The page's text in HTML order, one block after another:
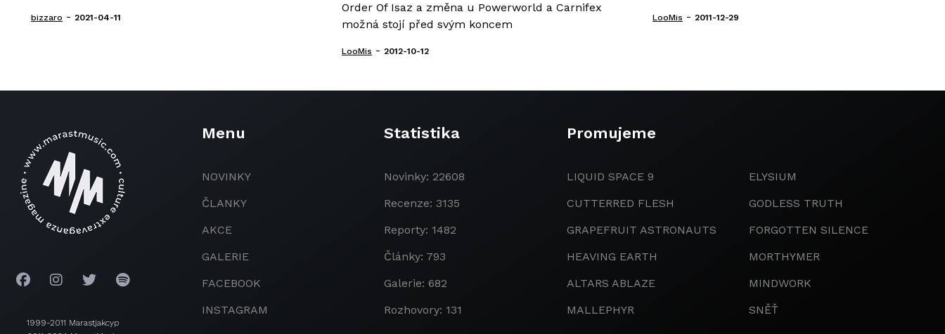
bizzaro - 2021-04-11
Order Of Isaz a změna u Powerworld a Carnifex
možná stojí před svým koncem
LooMis - 2012-10-12
LooMis - 2011-12-29
1999-2011 Marastjakcyp
Menu
NOVINKY
ČLANKY
AKCE
GALERIE
FACEBOOK
INSTAGRAM
Statistika
Novinky: 22608
Recenze: 3135
Reporty: 1482
Články: 793
Galerie: 682
Rozhovory: 131
Promujeme
LIQUID SPACE 9
CUTTERRED FLESH
GRAPEFRUIT ASTRONAUTS
HEAVING EARTH
ALTARS ABLAZE
MALLEPHYR
ELYSIUM
GODLESS TRUTH
FORGOTTEN SILENCE
MORTHYMER
MINDWORK
SNĚŤ